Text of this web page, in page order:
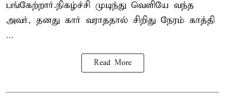
பங்கேற்றார்.நிகழ்ச்சி முடிந்து வெளியே வந்த
அவர், தனது கார் வராததால் சிறிது நேரம் காத்தி
...
Read More